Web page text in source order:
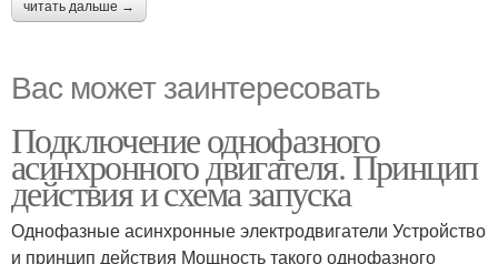
читать дальше →
Вас может заинтересовать
Подключение однофазного
асинхронного двигателя. Принцип
действия и схема запуска
Однофазные асинхронные электродвигатели Устройство
и принцип действия Мощность такого однофазного